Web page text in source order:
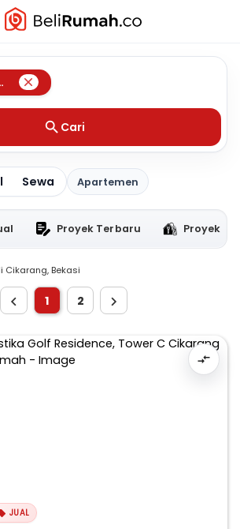
Cari
Sewa Apartemen
Proyek Terbaru Proyek
Cikarang, Bekasi
1 2
JUAL